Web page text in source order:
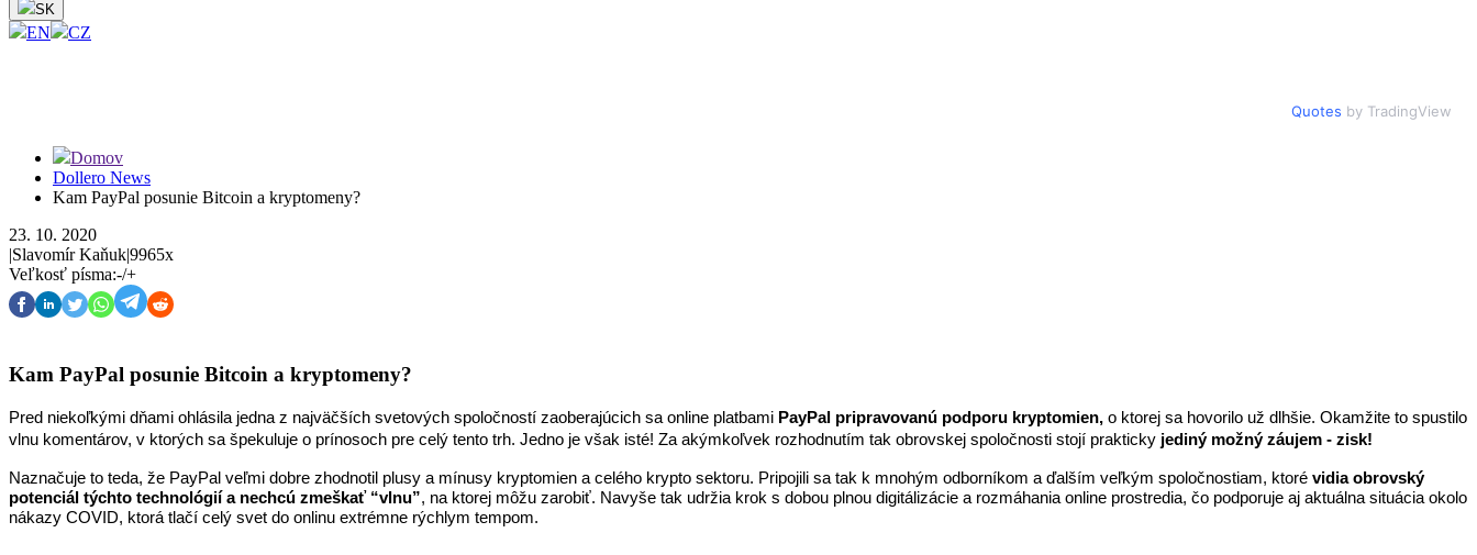
SK
EN CZ
Quotes by TradingView
Domov
Dollero News
Kam PayPal posunie Bitcoin a kryptomeny?
23. 10. 2020
|Slavomír Kaňuk|9965x
Veľkosť písma:-/+
Kam PayPal posunie Bitcoin a kryptomeny?
Pred niekoľkými dňami ohlásila jedna z najväčších svetových spoločností zaoberajúcich sa online platbami PayPal pripravovanú podporu kryptomien, o ktorej sa hovorilo už dlhšie. Okamžite to spustilo
vlnu komentárov, v ktorých sa špekuluje o prínosoch pre celý tento trh. Jedno je však isté! Za akýmkoľvek rozhodnutím tak obrovskej spoločnosti stojí prakticky jediný možný záujem - zisk!
Naznačuje to teda, že PayPal veľmi dobre zhodnotil plusy a mínusy kryptomien a celého krypto sektoru. Pripojili sa tak k mnohým odborníkom a ďalším veľkým spoločnostiam, ktoré vidia obrovský
potenciál týchto technológií a nechcú zmeškať “vlnu”, na ktorej môžu zarobiť. Navyše tak udržia krok s dobou plnou digitálizácie a rozmáhania online prostredia, čo podporuje aj aktuálna situácia okolo
nákazy COVID, ktorá tlačí celý svet do onlinu extrémne rýchlym tempom.